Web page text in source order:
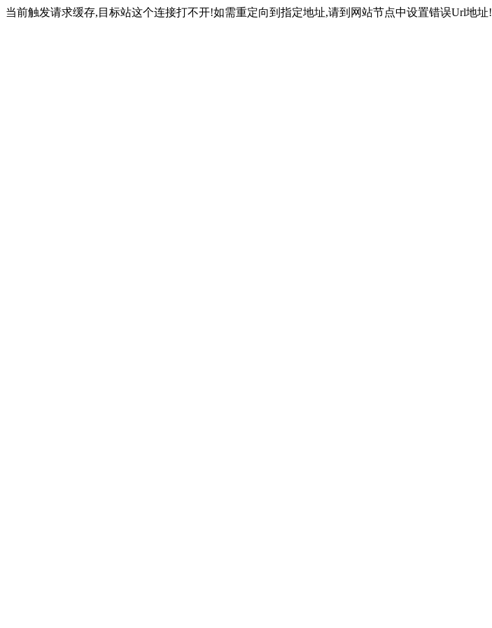
当前触发请求缓存,目标站这个连接打不开!如需重定向到指定地址,请到网站节点中设置错误Url地址!